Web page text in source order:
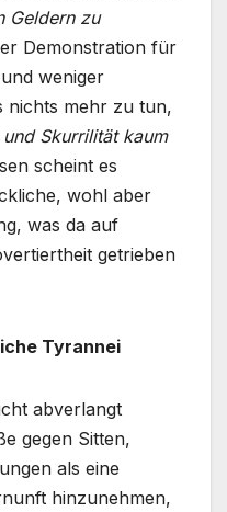
Geldern zu
Demonstration für
weniger
nichts mehr zu tun,
Skurrilität kaum
scheint es
wohl aber
was da auf
getrieben
Tyrannei
abverlangt
gegen Sitten,
als eine
hinzunehmen,